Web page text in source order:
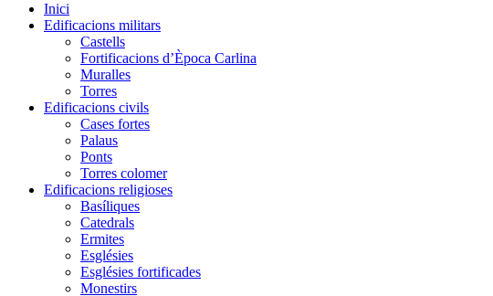
Inici
Edificacions militars
Castells
Fortificacions d’Època Carlina
Muralles
Torres
Edificacions civils
Cases fortes
Palaus
Ponts
Torres colomer
Edificacions religioses
Basíliques
Catedrals
Ermites
Esglésies
Esglésies fortificades
Monestirs